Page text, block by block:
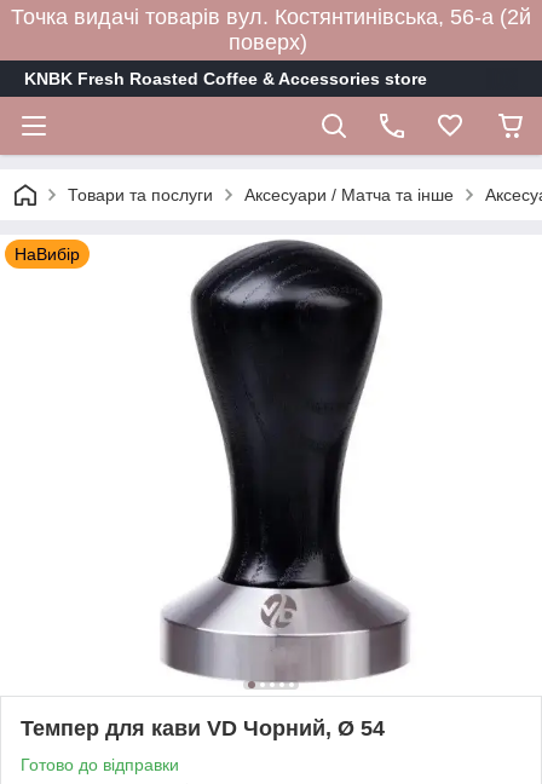
Точка видачі товарів вул. Костянтинівська, 56-а (2й
поверх)
KNBK Fresh Roasted Coffee & Accessories store
Товари та послуги Аксесуари / Матча та інше
НаВибір
Темпер для кави VD Чорний, Ø 54
Готово до відправки